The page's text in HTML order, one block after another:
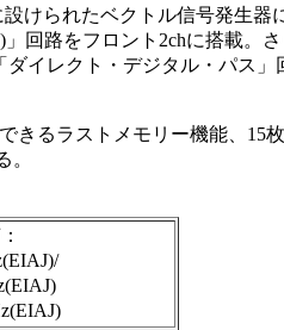
けられたベクトル信号発生器
」回路をフロント2chに搭載。さ
イレクト・デジタル・パス」
きるラストメモリー機能、15枚